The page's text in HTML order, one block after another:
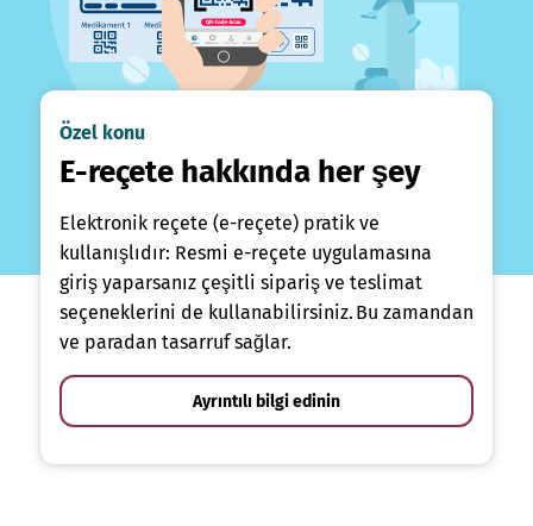
Özel konu
E-reçete hakkında her şey
Elektronik reçete (e-reçete) pratik ve
kullanışlıdır: Resmi e-reçete uygulamasına
giriş yaparsanız çeşitli sipariş ve teslimat
seçeneklerini de kullanabilirsiniz. Bu zamandan
ve paradan tasarruf sağlar.
Ayrıntılı bilgi edinin